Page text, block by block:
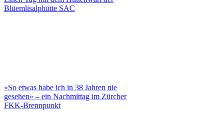
Blüemlisalphütte SAC
«So etwas habe ich in 38 Jahren nie
gesehen» – ein Nachmittag im Zürcher
FKK-Brennpunkt